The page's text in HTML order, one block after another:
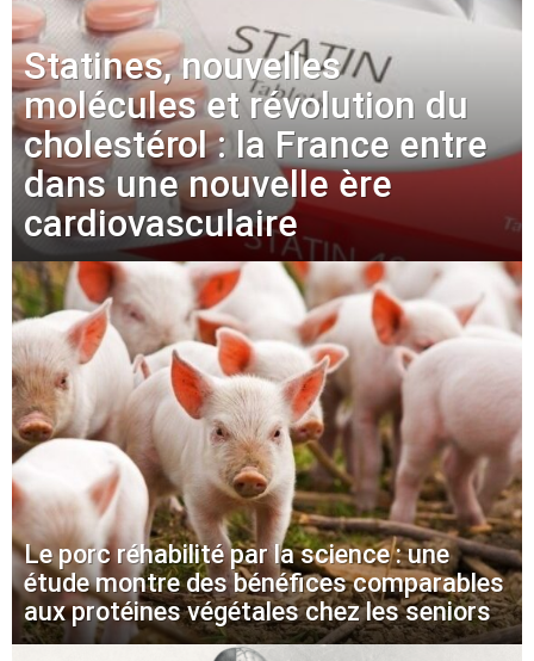
Statines, nouvelles
molécules et révolution du
cholestérol : la France entre
dans une nouvelle ère
cardiovasculaire
Le porc réhabilité par la science : une
étude montre des bénéfices comparables
aux protéines végétales chez les seniors